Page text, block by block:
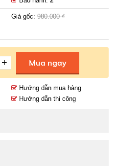
Giá gốc: 980.000 ₫
+ Mua ngay
Hướng dẫn mua hàng
Hướng dẫn thi công